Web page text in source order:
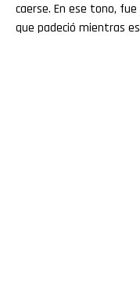
caerse. En ese tono,
que padeció mientras